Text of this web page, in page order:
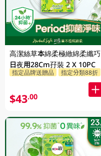
高潔絲草本綿柔極緻綿柔纖巧
日夜用28Cm孖裝 2 X 10PC
指定品牌送贈品 指定分類88折
$43.00